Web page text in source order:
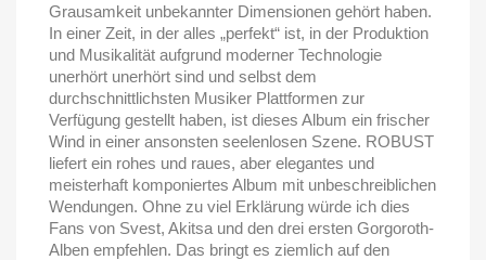
Grausamkeit unbekannter Dimensionen gehört haben.
In einer Zeit, in der alles „perfekt“ ist, in der Produktion
und Musikalität aufgrund moderner Technologie
unerhört unerhört sind und selbst dem
durchschnittlichsten Musiker Plattformen zur
Verfügung gestellt haben, ist dieses Album ein frischer
Wind in einer ansonsten seelenlosen Szene. ROBUST
liefert ein rohes und raues, aber elegantes und
meisterhaft komponiertes Album mit unbeschreiblichen
Wendungen. Ohne zu viel Erklärung würde ich dies
Fans von Svest, Akitsa und den drei ersten Gorgoroth-
Alben empfehlen. Das bringt es ziemlich auf den